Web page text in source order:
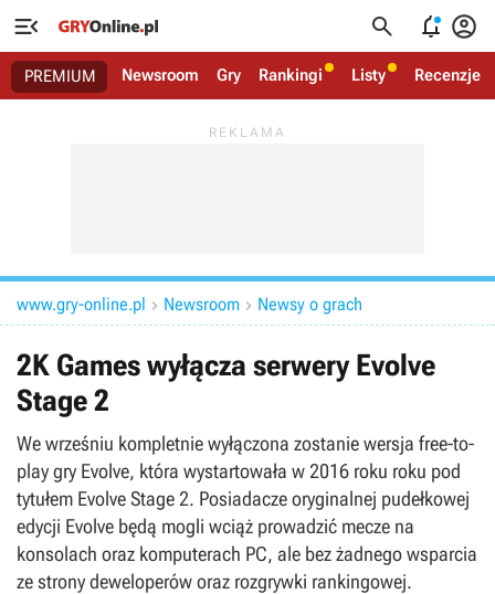
   
PREMIUM Newsroom Gry Rankingi Listy Recenzje
www.gry-online.pl  Newsroom  Newsy o grach
2K Games wyłącza serwery Evolve
Stage 2
We wrześniu kompletnie wyłączona zostanie wersja free-to-
play gry Evolve, która wystartowała w 2016 roku roku pod
tytułem Evolve Stage 2. Posiadacze oryginalnej pudełkowej
edycji Evolve będą mogli wciąż prowadzić mecze na
konsolach oraz komputerach PC, ale bez żadnego wsparcia
ze strony deweloperów oraz rozgrywki rankingowej.